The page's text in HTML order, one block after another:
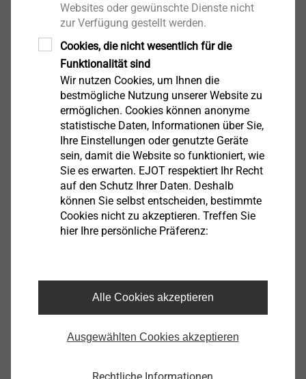
Produkt anzeigen
CELL PT®
Produkt anzeigen
Produkt anzeigen
Websites oder gewünschte Dienste nicht
zur Verfügung gestellt werden.
Cookies, die nicht wesentlich für die
Funktionalität sind
Wir nutzen Cookies, um Ihnen die
bestmögliche Nutzung unserer Website zu
ermöglichen. Cookies können anonyme
statistische Daten, Informationen über Sie,
Ihre Einstellungen oder genutzte Geräte
sein, damit die Website so funktioniert, wie
Sie es erwarten. EJOT respektiert Ihr Recht
auf den Schutz Ihrer Daten. Deshalb
können Sie selbst entscheiden, bestimmte
Cookies nicht zu akzeptieren. Treffen Sie
hier Ihre persönliche Präferenz:
Alle Cookies akzeptieren
Ausgewählten Cookies akzeptieren